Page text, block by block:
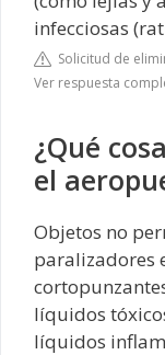
infecciosas
Solicitud de
Ver respuesta
¿Qué
el
Objetos no
paralizadores
líquidos
líquidos